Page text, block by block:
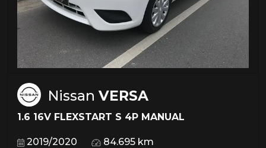
Nissan VERSA
1.6 16V FLEXSTART S 4P MANUAL
2019/2020 84.695 km